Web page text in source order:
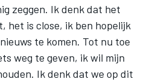
zeggen. Ik denk dat het
het is close, ik ben hopelijk
te komen. Tot nu toe
weg te geven, ik wil mijn
Ik denk dat we op dit